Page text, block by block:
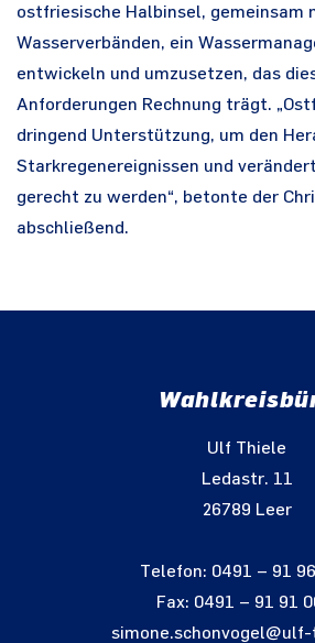
ostfriesische Halbinsel, gemeinsam
Wasserverbänden, ein
entwickeln und umzusetzen, das
Anforderungen Rechnung trägt.
dringend Unterstützung, um den
Starkregenereignissen und
gerecht zu werden“, betonte der
abschließend.
Ulf Thiele
Ledastr. 11
26789 Leer
Telefon: 0491 – 91
Fax: 0491 – 91 91